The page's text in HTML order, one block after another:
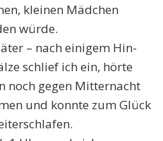
kleinen Mädchen
würde.
– nach einigem Hin-
schlief ich ein, hörte
noch gegen Mitternacht
und konnte zum Glück